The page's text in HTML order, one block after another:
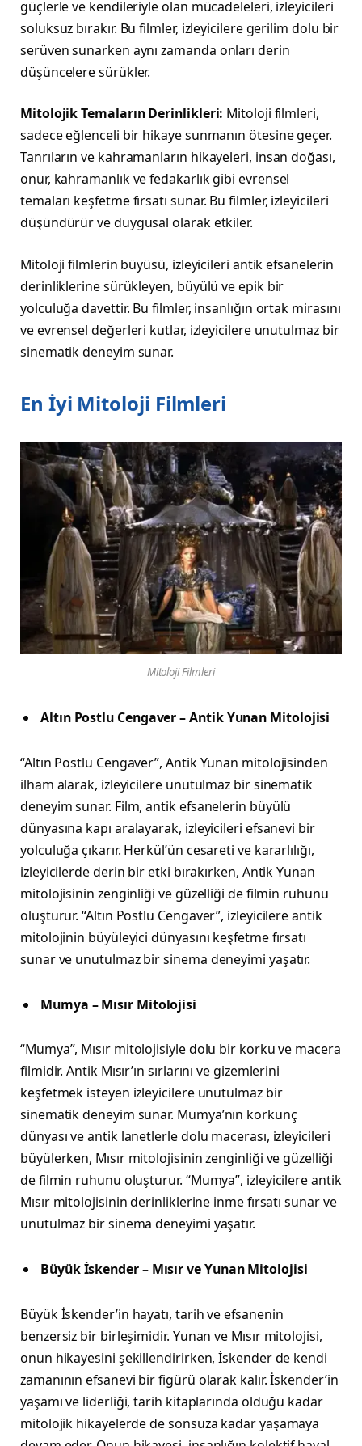
güçlerle ve kendileriyle olan mücadeleleri, izleyicileri
soluksuz bırakır. Bu filmler, izleyicilere gerilim dolu bir
serüven sunarken aynı zamanda onları derin
düşüncelere sürükler.
Mitolojik Temaların Derinlikleri: Mitoloji filmleri,
sadece eğlenceli bir hikaye sunmanın ötesine geçer.
Tanrıların ve kahramanların hikayeleri, insan doğası,
onur, kahramanlık ve fedakarlık gibi evrensel
temaları keşfetme fırsatı sunar. Bu filmler, izleyicileri
düşündürür ve duygusal olarak etkiler.
Mitoloji filmlerin büyüsü, izleyicileri antik efsanelerin
derinliklerine sürükleyen, büyülü ve epik bir
yolculuğa davettir. Bu filmler, insanlığın ortak mirasını
ve evrensel değerleri kutlar, izleyicilere unutulmaz bir
sinematik deneyim sunar.
En İyi Mitoloji Filmleri
Mitoloji Filmleri
Altın Postlu Cengaver – Antik Yunan Mitolojisi
“Altın Postlu Cengaver”, Antik Yunan mitolojisinden
ilham alarak, izleyicilere unutulmaz bir sinematik
deneyim sunar. Film, antik efsanelerin büyülü
dünyasına kapı aralayarak, izleyicileri efsanevi bir
yolculuğa çıkarır. Herkül’ün cesareti ve kararlılığı,
izleyicilerde derin bir etki bırakırken, Antik Yunan
mitolojisinin zenginliği ve güzelliği de filmin ruhunu
oluşturur. “Altın Postlu Cengaver”, izleyicilere antik
mitolojinin büyüleyici dünyasını keşfetme fırsatı
sunar ve unutulmaz bir sinema deneyimi yaşatır.
Mumya – Mısır Mitolojisi
“Mumya”, Mısır mitolojisiyle dolu bir korku ve macera
filmidir. Antik Mısır’ın sırlarını ve gizemlerini
keşfetmek isteyen izleyicilere unutulmaz bir
sinematik deneyim sunar. Mumya’nın korkunç
dünyası ve antik lanetlerle dolu macerası, izleyicileri
büyülerken, Mısır mitolojisinin zenginliği ve güzelliği
de filmin ruhunu oluşturur. “Mumya”, izleyicilere antik
Mısır mitolojisinin derinliklerine inme fırsatı sunar ve
unutulmaz bir sinema deneyimi yaşatır.
Büyük İskender – Mısır ve Yunan Mitolojisi
Büyük İskender’in hayatı, tarih ve efsanenin
benzersiz bir birleşimidir. Yunan ve Mısır mitolojisi,
onun hikayesini şekillendirirken, İskender de kendi
zamanının efsanevi bir figürü olarak kalır. İskender’in
yaşamı ve liderliği, tarih kitaplarında olduğu kadar
mitolojik hikayelerde de sonsuza kadar yaşamaya